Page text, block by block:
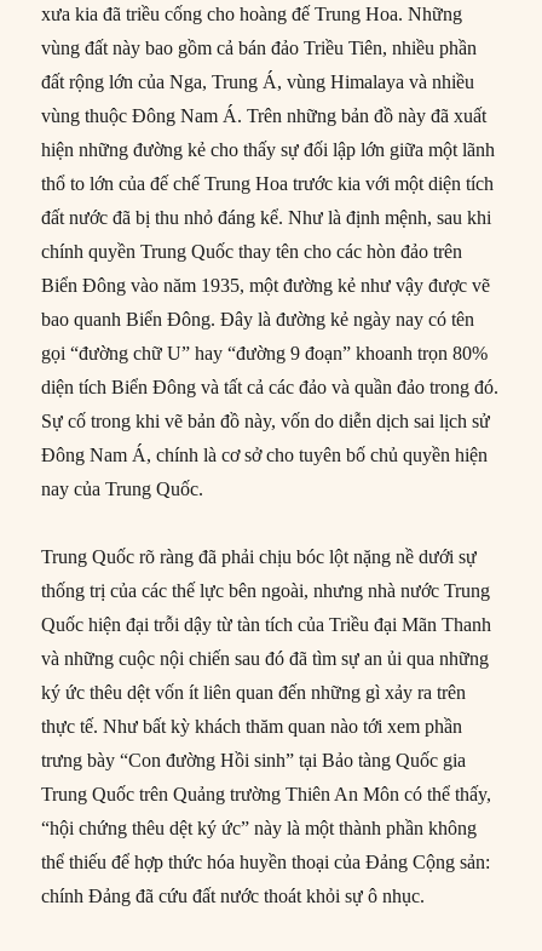
xưa kia đã triều cống cho hoàng đế Trung Hoa. Những
vùng đất này bao gồm cả bán đảo Triều Tiên, nhiều phần
đất rộng lớn của Nga, Trung Á, vùng Himalaya và nhiều
vùng thuộc Đông Nam Á. Trên những bản đồ này đã xuất
hiện những đường kẻ cho thấy sự đối lập lớn giữa một lãnh
thổ to lớn của đế chế Trung Hoa trước kia với một diện tích
đất nước đã bị thu nhỏ đáng kể. Như là định mệnh, sau khi
chính quyền Trung Quốc thay tên cho các hòn đảo trên
Biển Đông vào năm 1935, một đường kẻ như vậy được vẽ
bao quanh Biển Đông. Đây là đường kẻ ngày nay có tên
gọi “đường chữ U” hay “đường 9 đoạn” khoanh trọn 80%
diện tích Biển Đông và tất cả các đảo và quần đảo trong đó.
Sự cố trong khi vẽ bản đồ này, vốn do diễn dịch sai lịch sử
Đông Nam Á, chính là cơ sở cho tuyên bố chủ quyền hiện
nay của Trung Quốc.
Trung Quốc rõ ràng đã phải chịu bóc lột nặng nề dưới sự
thống trị của các thế lực bên ngoài, nhưng nhà nước Trung
Quốc hiện đại trỗi dậy từ tàn tích của Triều đại Mãn Thanh
và những cuộc nội chiến sau đó đã tìm sự an ủi qua những
ký ức thêu dệt vốn ít liên quan đến những gì xảy ra trên
thực tế. Như bất kỳ khách thăm quan nào tới xem phần
trưng bày “Con đường Hồi sinh” tại Bảo tàng Quốc gia
Trung Quốc trên Quảng trường Thiên An Môn có thể thấy,
“hội chứng thêu dệt ký ức” này là một thành phần không
thể thiếu để hợp thức hóa huyền thoại của Đảng Cộng sản:
chính Đảng đã cứu đất nước thoát khỏi sự ô nhục.